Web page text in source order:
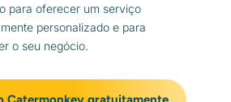
para oferecer um serviço
personalizado e para
o seu negócio.